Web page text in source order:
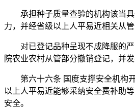
承担种子质量查验的机构该当具
力，并经省级以上人平易近相关从管
对已登记品种呈现不成降服的严
院农业农村从管部分撤销登记，并
第六十六条 国度支撑安全机构开
以上人平易近能够采纳安全费补助
安全。